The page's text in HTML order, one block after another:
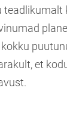
teadlikumalt
et